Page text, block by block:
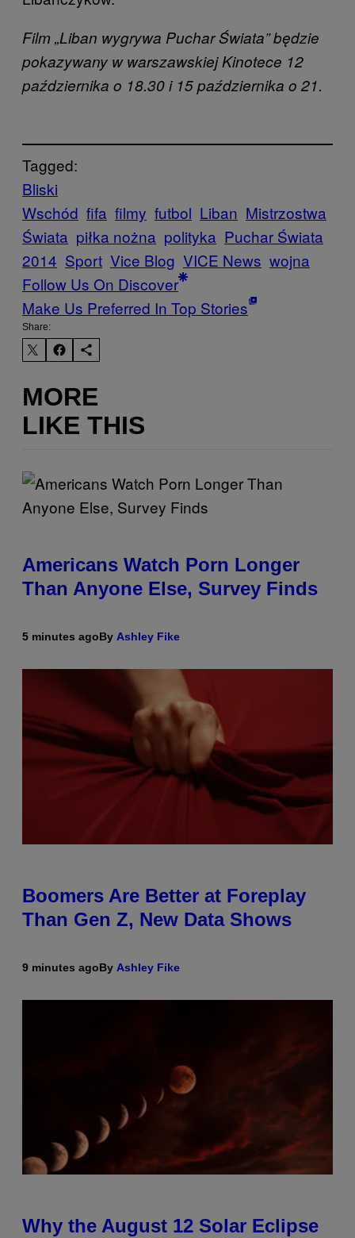
Film „Liban wygrywa Puchar Świata” będzie
pokazywany w warszawskiej Kinotece 12
października o 18.30 i 15 października o 21.
Tagged:
Bliski
Wschód fifa filmy futbol Liban Mistrzostwa
Świata piłka nożna polityka Puchar Świata
2014 Sport Vice Blog VICE News wojna
Follow Us On Discover
Make Us Preferred In Top Stories
Share:
MORE
LIKE THIS
Americans Watch Porn Longer
Than Anyone Else, Survey Finds
5 minutes agoBy Ashley Fike
Boomers Are Better at Foreplay
Than Gen Z, New Data Shows
9 minutes agoBy Ashley Fike
Why the August 12 Solar Eclipse